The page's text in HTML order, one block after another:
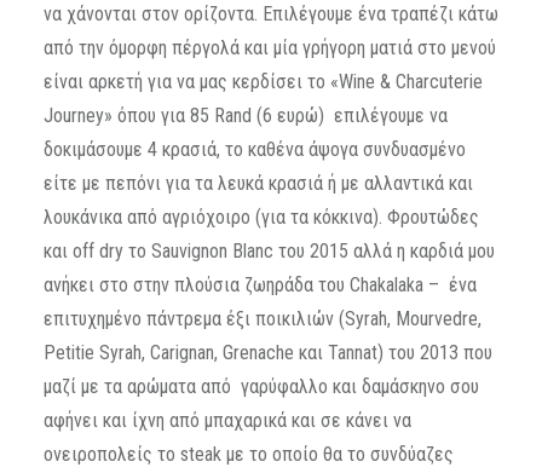
να χάνονται στον ορίζοντα. Επιλέγουμε ένα τραπέζι κάτω
από την όμορφη πέργολά και μία γρήγορη ματιά στο μενού
είναι αρκετή για να μας κερδίσει το «Wine & Charcuterie
Journey» όπου για 85 Rand (6 ευρώ) επιλέγουμε να
δοκιμάσουμε 4 κρασιά, το καθένα άψογα συνδυασμένο
είτε με πεπόνι για τα λευκά κρασιά ή με αλλαντικά και
λουκάνικα από αγριόχοιρο (για τα κόκκινα). Φρουτώδες
και off dry το Sauvignon Blanc του 2015 αλλά η καρδιά μου
ανήκει στο στην πλούσια ζωηράδα του Chakalaka – ένα
επιτυχημένο πάντρεμα έξι ποικιλιών (Syrah, Mourvedre,
Petitie Syrah, Carignan, Grenache και Tannat) του 2013 που
μαζί με τα αρώματα από γαρύφαλλο και δαμάσκηνο σου
αφήνει και ίχνη από μπαχαρικά και σε κάνει να
ονειροπολείς το steak με το οποίο θα το συνδύαζες